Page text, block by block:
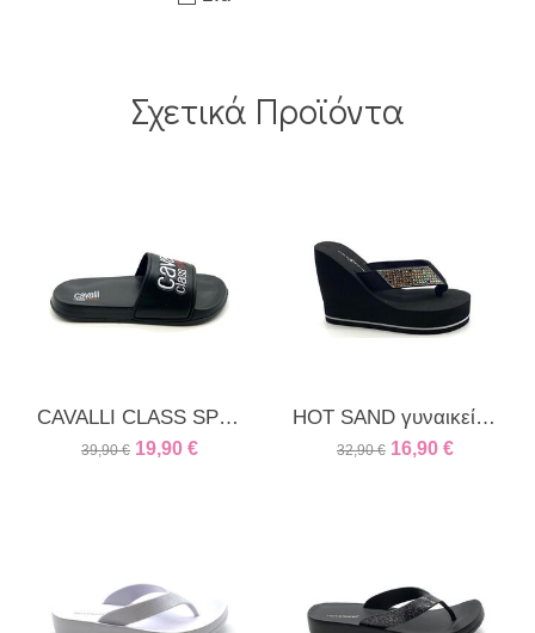
Σχετικά Προϊόντα
CAVALLI CLASS SPORT γυναικεία παντόφλα μαύρη
39,90 € 19,90 €
HOT SAND γυναικεία πλατφόρμα μαύρο
32,90 € 16,90 €